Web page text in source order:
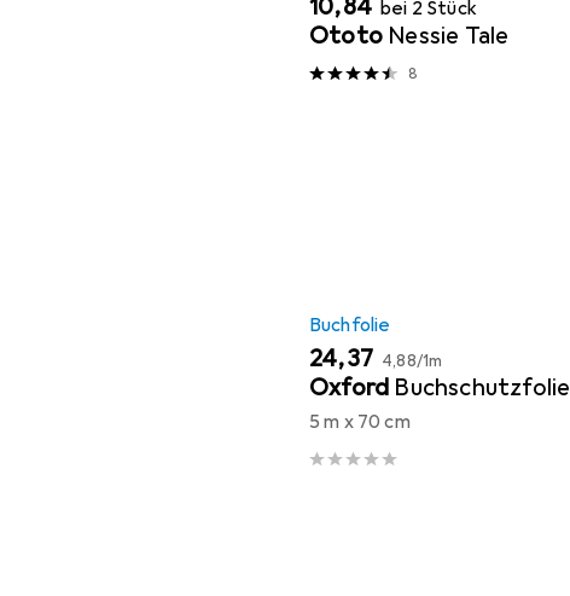
EUR
10,84 bei 2 Stück
Ototo Nessie Tale
8
Buchfolie
EUR
24,37 EUR
4,88/1m
Oxford Buchschutzfolie
5 m x 70 cm